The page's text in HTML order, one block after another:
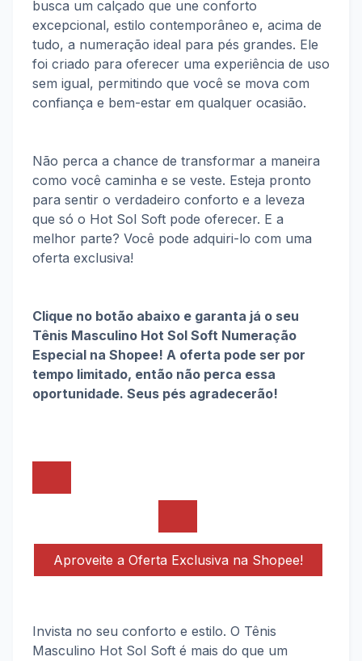
busca um calçado que une conforto
excepcional, estilo contemporâneo e, acima de
tudo, a numeração ideal para pés grandes. Ele
foi criado para oferecer uma experiência de uso
sem igual, permitindo que você se mova com
confiança e bem-estar em qualquer ocasião.
Não perca a chance de transformar a maneira
como você caminha e se veste. Esteja pronto
para sentir o verdadeiro conforto e a leveza
que só o Hot Sol Soft pode oferecer. E a
melhor parte? Você pode adquiri-lo com uma
oferta exclusiva!
Clique no botão abaixo e garanta já o seu
Tênis Masculino Hot Sol Soft Numeração
Especial na Shopee! A oferta pode ser por
tempo limitado, então não perca essa
oportunidade. Seus pés agradecerão!
Aproveite a Oferta Exclusiva na Shopee!
Invista no seu conforto e estilo. O Tênis
Masculino Hot Sol Soft é mais do que um